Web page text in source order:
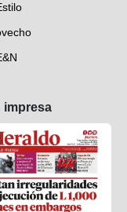
impresa